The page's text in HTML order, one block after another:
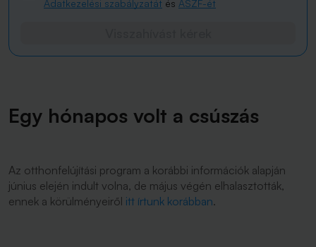
Adatkezelési szabályzatát és ÁSZF-ét
Egy hónapos volt a csúszás
Az otthonfelújítási program a korábbi információk alapján
június elején indult volna, de május végén elhalasztották,
ennek a körülményeiről itt írtunk korábban.